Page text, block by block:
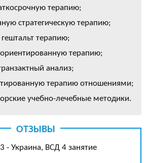
терапию;
стратегическую терапию;
гештальт терапию;
терапию;
анализ;
терапию отношениями;
учебно-лечебные методики.
ОТЗЫВЫ
- Украина, ВСД 4 занятие